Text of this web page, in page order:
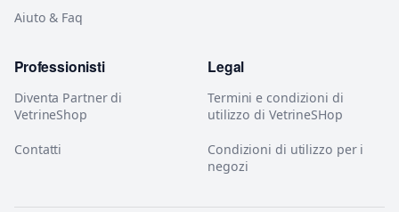
Aiuto & Faq
Professionisti
Diventa Partner di
VetrineShop
Contatti
Legal
Termini e condizioni di
utilizzo di VetrineSHop
Condizioni di utilizzo per i
negozi